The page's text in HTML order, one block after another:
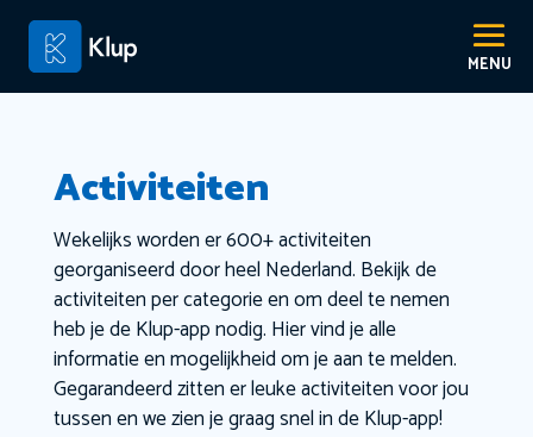
Activiteiten
Wekelijks worden er 600+ activiteiten
georganiseerd door heel Nederland. Bekijk de
activiteiten per categorie en om deel te nemen
heb je de Klup-app nodig. Hier vind je alle
informatie en mogelijkheid om je aan te melden.
Gegarandeerd zitten er leuke activiteiten voor jou
tussen en we zien je graag snel in de Klup-app!